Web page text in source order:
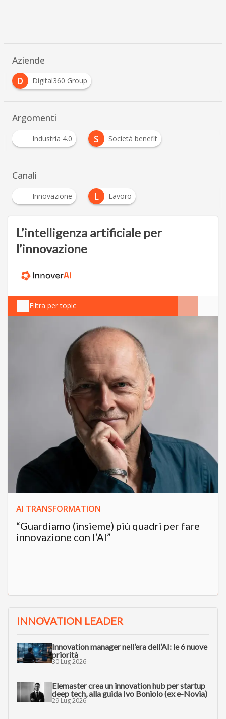
Aziende
D
Digital360 Group
Argomenti
Industria 4.0 S Società benefit
Canali
Innovazione L Lavoro
L’intelligenza artificiale per
l’innovazione
Filtra per topic
AI TRANSFORMATION
“Guardiamo (insieme) più quadri per fare
innovazione con l’AI”
INNOVATION LEADER
Innovation manager nell’era dell’AI: le 6 nuove
priorità
30 Lug 2026
Elemaster crea un innovation hub per startup
deep tech, alla guida Ivo Boniolo (ex e-Novia)
29 Lug 2026